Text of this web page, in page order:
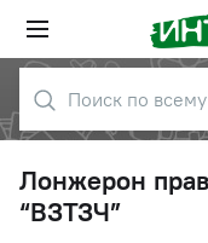
Лонжерон
“ВЗТЗЧ”